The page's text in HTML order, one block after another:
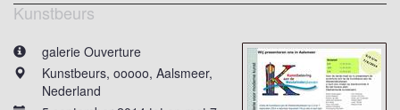
Kunstbeurs
galerie Ouverture
Kunstbeurs, ooooo, Aalsmeer,
Nederland